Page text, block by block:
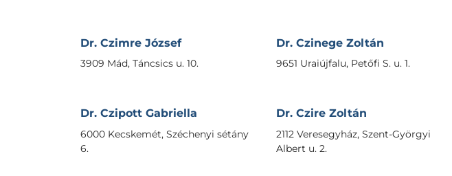
Dr. Czimre József
3909 Mád, Táncsics u. 10.
Dr. Czinege Zoltán
9651 Uraiújfalu, Petőfi S. u. 1.
Dr. Czipott Gabriella
6000 Kecskemét, Széchenyi sétány
6.
Dr. Czire Zoltán
2112 Veresegyház, Szent-Györgyi
Albert u. 2.